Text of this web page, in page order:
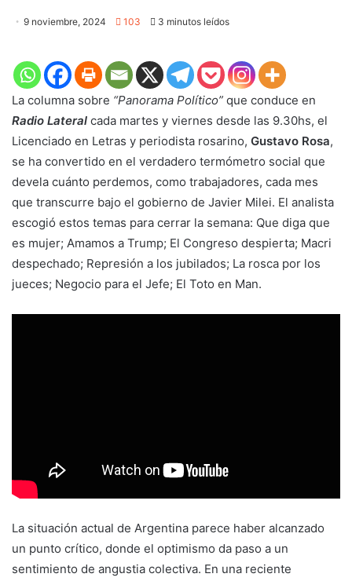
9 noviembre, 2024 103 3 minutos leídos
La columna sobre “Panorama Político” que conduce en
Radio Lateral cada martes y viernes desde las 9.30hs, el
Licenciado en Letras y periodista rosarino, Gustavo Rosa,
se ha convertido en el verdadero termómetro social que
devela cuánto perdemos, como trabajadores, cada mes
que transcurre bajo el gobierno de Javier Milei. El analista
escogió estos temas para cerrar la semana: Que diga que
es mujer; Amamos a Trump; El Congreso despierta; Macri
despechado; Represión a los jubilados; La rosca por los
jueces; Negocio para el Jefe; El Toto en Man.
La situación actual de Argentina parece haber alcanzado
un punto crítico, donde el optimismo da paso a un
sentimiento de angustia colectiva. En una reciente